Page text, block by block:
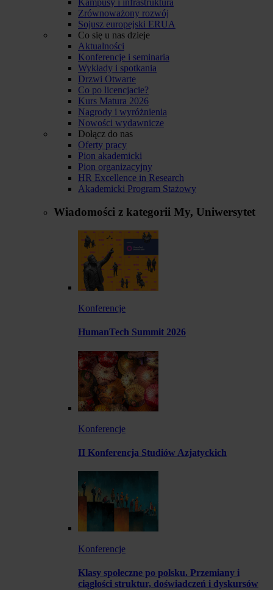
Zrównoważony rozwój
Sojusz europejski ERUA
Co się u nas dzieje
Aktualności
Konferencje i seminaria
Wykłady i spotkania
Drzwi Otwarte
Co po licencjacie?
Kurs Matura 2026
Nagrody i wyróżnienia
Nowości wydawnicze
Dołącz do nas
Oferty pracy
Pion akademicki
Pion organizacyjny
HR Excellence in Research
Akademicki Program Stażowy
Wiadomości z kategorii My, Uniwersytet
Konferencje
HumanTech Summit 2026
Konferencje
II Konferencja Studiów Azjatyckich
Konferencje
Klasy społeczne po polsku. Przemiany i
ciągłości struktur, doświadczeń i dyskursów